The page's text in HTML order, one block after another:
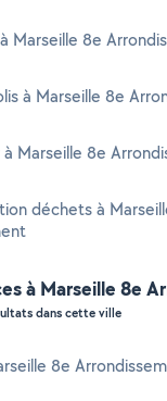
Marseille 8e
à Marseille 8e
Marseille 8e
déchets à
à Marseille 8e
dans cette ville
8e